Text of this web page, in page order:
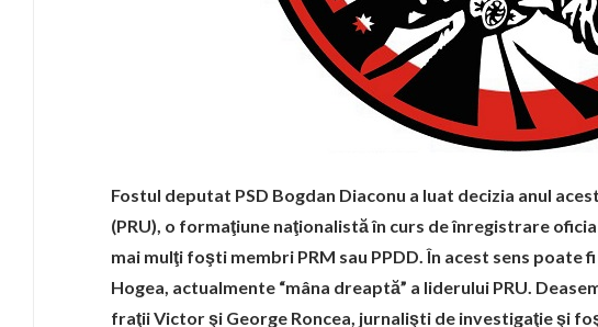
Fostul deputat PSD Bogdan Diaconu a luat decizia anul
(PRU), o formaţiune naţionalistă în curs de înregistrare
mai mulţi foşti membri PRM sau PPDD. În acest sens
Hogea, actualmente “mâna dreaptă” a liderului PRU.
fraţii Victor şi George Roncea, jurnalişti de investigaţie şi